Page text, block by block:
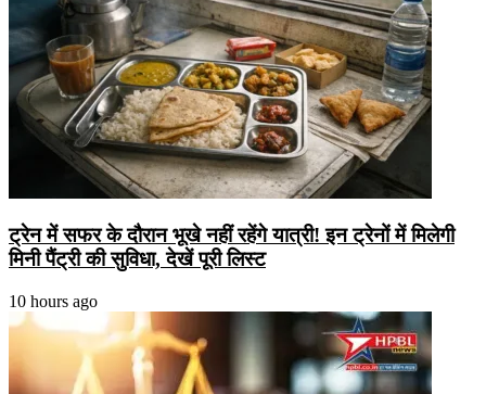
ट्रेन में सफर के दौरान भूखे नहीं रहेंगे यात्री! इन ट्रेनों में मिलेगी
मिनी पैंट्री की सुविधा, देखें पूरी लिस्ट
10 hours ago